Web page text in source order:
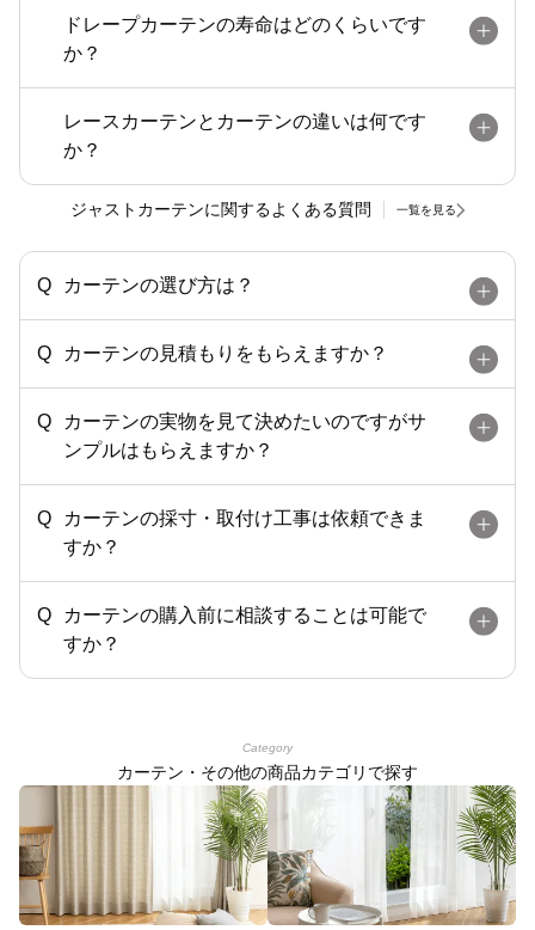
ドレープカーテンの寿命はどのくらいです
か？
レースカーテンとカーテンの違いは何です
か？
ジャストカーテンに関するよくある質問 一覧を見る
カーテンの選び方は？
カーテンの見積もりをもらえますか？
カーテンの実物を見て決めたいのですがサ
ンプルはもらえますか？
カーテンの採寸・取付け工事は依頼できま
すか？
カーテンの購入前に相談することは可能で
すか？
Category
カーテン・その他の商品カテゴリで探す